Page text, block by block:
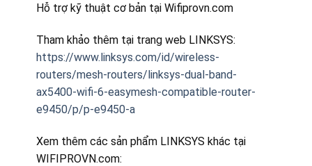
Hỗ trợ kỹ thuật cơ bản tại Wifiprovn.com
Tham khảo thêm tại trang web LINKSYS:
https://www.linksys.com/id/wireless-
routers/mesh-routers/linksys-dual-band-
ax5400-wifi-6-easymesh-compatible-router-
e9450/p/p-e9450-a
Xem thêm các sản phẩm LINKSYS khác tại
WIFIPROVN.com: